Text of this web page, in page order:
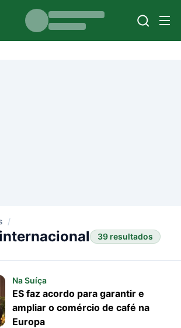
/
39 resultados
Na Suíça
ES faz acordo para garantir e
ampliar o comércio de café na
Europa